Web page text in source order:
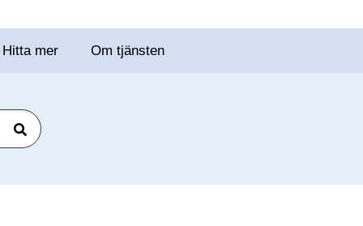
Hitta mer Om tjänsten
Sök